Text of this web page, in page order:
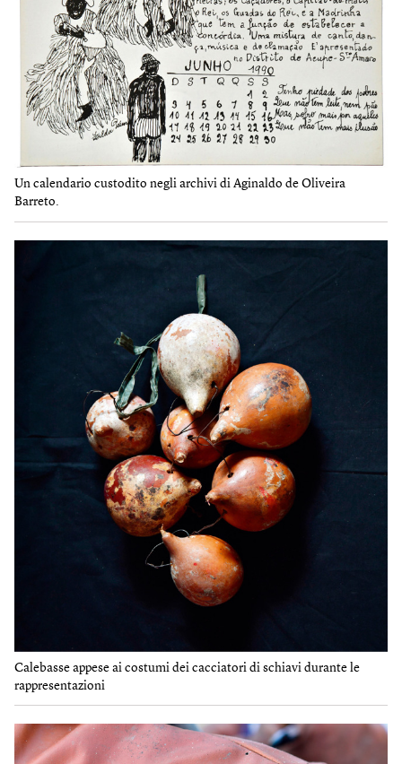
Un calendario custodito negli archivi di Aginaldo de Oliveira
Barreto.
Calebasse appese ai costumi dei cacciatori di schiavi durante le
rappresentazioni